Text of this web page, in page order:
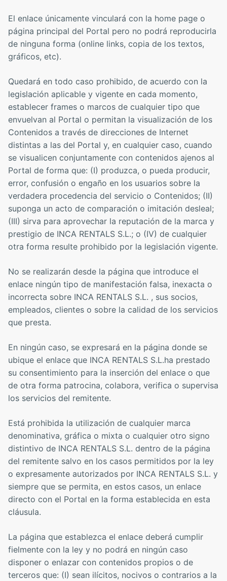
El enlace únicamente vinculará con la home page o
página principal del Portal pero no podrá reproducirla
de ninguna forma (online links, copia de los textos,
gráficos, etc).
Quedará en todo caso prohibido, de acuerdo con la
legislación aplicable y vigente en cada momento,
establecer frames o marcos de cualquier tipo que
envuelvan al Portal o permitan la visualización de los
Contenidos a través de direcciones de Internet
distintas a las del Portal y, en cualquier caso, cuando
se visualicen conjuntamente con contenidos ajenos al
Portal de forma que: (I) produzca, o pueda producir,
error, confusión o engaño en los usuarios sobre la
verdadera procedencia del servicio o Contenidos; (II)
suponga un acto de comparación o imitación desleal;
(III) sirva para aprovechar la reputación de la marca y
prestigio de INCA RENTALS S.L.; o (IV) de cualquier
otra forma resulte prohibido por la legislación vigente.
No se realizarán desde la página que introduce el
enlace ningún tipo de manifestación falsa, inexacta o
incorrecta sobre INCA RENTALS S.L. , sus socios,
empleados, clientes o sobre la calidad de los servicios
que presta.
En ningún caso, se expresará en la página donde se
ubique el enlace que INCA RENTALS S.L.ha prestado
su consentimiento para la inserción del enlace o que
de otra forma patrocina, colabora, verifica o supervisa
los servicios del remitente.
Está prohibida la utilización de cualquier marca
denominativa, gráfica o mixta o cualquier otro signo
distintivo de INCA RENTALS S.L. dentro de la página
del remitente salvo en los casos permitidos por la ley
o expresamente autorizados por INCA RENTALS S.L. y
siempre que se permita, en estos casos, un enlace
directo con el Portal en la forma establecida en esta
cláusula.
La página que establezca el enlace deberá cumplir
fielmente con la ley y no podrá en ningún caso
disponer o enlazar con contenidos propios o de
terceros que: (I) sean ilícitos, nocivos o contrarios a la